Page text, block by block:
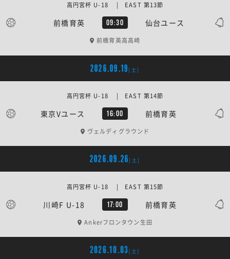
前橋育英 09:30 仙台ユース
高円宮杯 U-18 | EAST 第13節
前橋育英高高崎
2026.09.19 [土]
東京Vユース 16:00 前橋育英
高円宮杯 U-18 | EAST 第14節
ヴェルディグラウンド
2026.09.26 [土]
川崎F U-18 17:00 前橋育英
高円宮杯 U-18 | EAST 第15節
Ankerフロンタウン生田
2026.10.03[土]